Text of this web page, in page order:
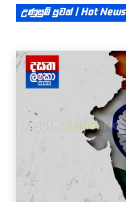
උණුසුම් පුවත් | Hot News